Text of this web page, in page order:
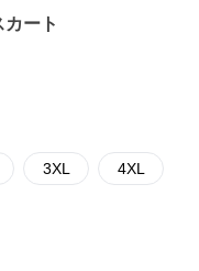
ート
3XL 4XL